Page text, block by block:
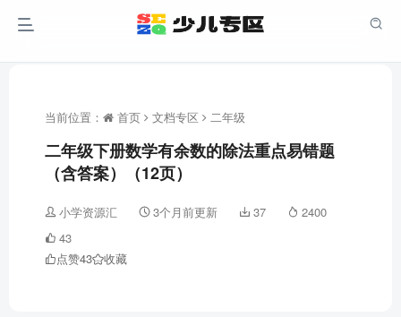
当前位置： 首页 文档专区 二年级
二年级下册数学有余数的除法重点易错题
（含答案）（12页）
小学资源汇 3个月前更新 37
2400
43
点赞43 收藏